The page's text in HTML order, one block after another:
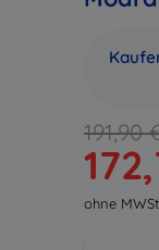
191,90
ohne MWSt